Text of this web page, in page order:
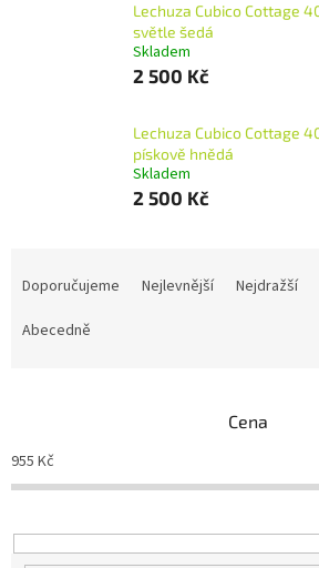
Lechuza Cubico Cottage
světle šedá
Skladem
2 500 Kč
Lechuza Cubico Cottage
pískově hnědá
Skladem
2 500 Kč
o
d
k
t
Doporučujeme Nejlevnější Nejdražší
Abecedně
Cena
955 Kč